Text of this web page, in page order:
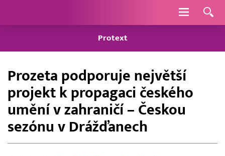
Navigace
Protext
Prozeta podporuje největší
projekt k propagaci českého
umění v zahraničí – Českou
sezónu v Drážďanech